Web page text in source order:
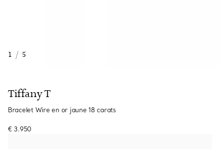
1 / 5
Tiffany T
Bracelet Wire en or jaune 18 carats
€ 3.950